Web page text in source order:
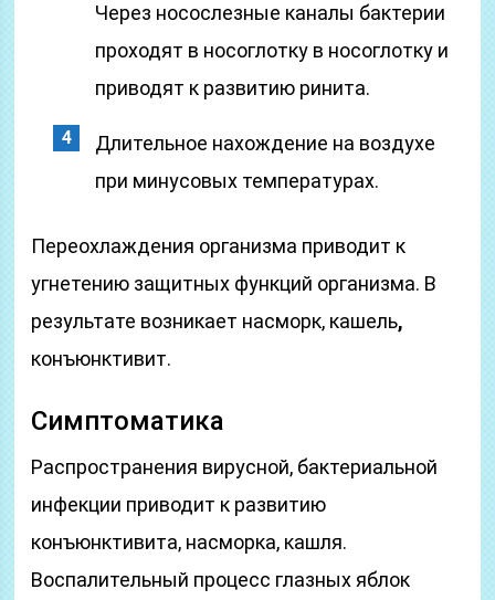
Через носослезные каналы бактерии
проходят в носоглотку в носоглотку и
приводят к развитию ринита.
Длительное нахождение на воздухе
при минусовых температурах.
Переохлаждения организма приводит к
угнетению защитных функций организма. В
результате возникает насморк, кашель,
конъюнктивит.
Симптоматика
Распространения вирусной, бактериальной
инфекции приводит к развитию
конъюнктивита, насморка, кашля.
Воспалительный процесс глазных яблок